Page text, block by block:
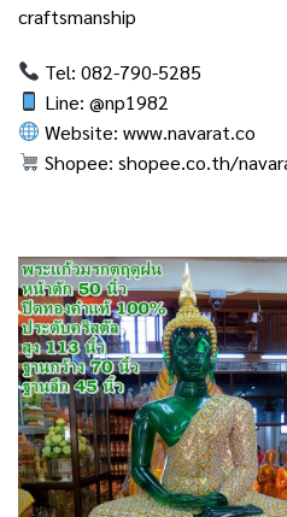
craftsmanship
Tel: 082-790-5285
Line: @np1982
Website:www.navarat.co
Shopee:shopee.co.th/